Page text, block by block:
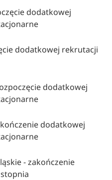
dodatkowej
dodatkowej rekrutacji
dodatkowej
dodatkowej
- zakończenie